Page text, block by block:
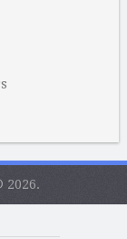
2026.